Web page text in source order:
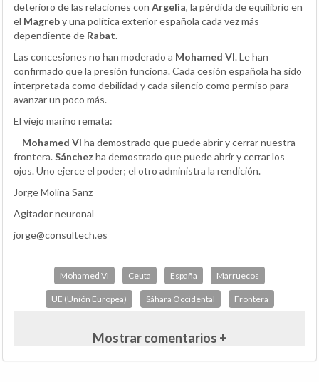
deterioro de las relaciones con Argelia, la pérdida de equilibrio en
el Magreby una política exterior española cada vez más
dependiente de Rabat.
Las concesiones no han moderado a Mohamed VI. Le han
confirmado que la presión funciona. Cada cesión española ha sido
interpretada como debilidad y cada silencio como permiso para
avanzar un poco más.
El viejo marino remata:
—Mohamed VI ha demostrado que puede abrir y cerrar nuestra
frontera.Sánchez ha demostrado que puede abrir y cerrar los
ojos. Uno ejerce el poder; el otro administra la rendición.
Jorge Molina Sanz
Agitador neuronal
jorge@consultech.es
Mohamed VI Ceuta España Marruecos
UE (Unión Europea) Sáhara Occidental Frontera
Mostrar comentarios +